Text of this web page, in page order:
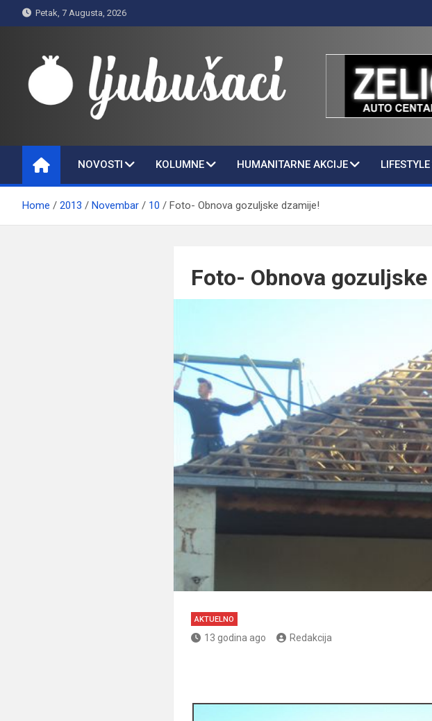
to
Petak, 7 Augusta, 2026
Ljubušaci
NOVOSTI KOLUMNE HUMANITARNE AKCIJE LIFESTYLE
Home 2013 Novembar 10 Foto- Obnova gozuljske dzamije!
Foto- Obnova
AKTUELNO
13 godina ago Redakcija